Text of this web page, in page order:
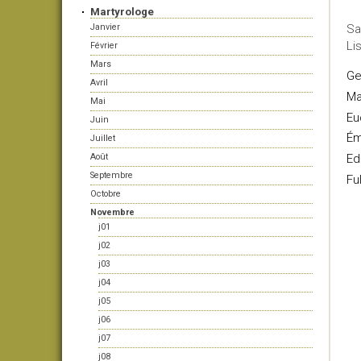
Martyrologe
Janvier
Février
Mars
Avril
Mai
Juin
Juillet
Août
Septembre
Octobre
Novembre
j01
j02
j03
j04
j05
j06
j07
j08